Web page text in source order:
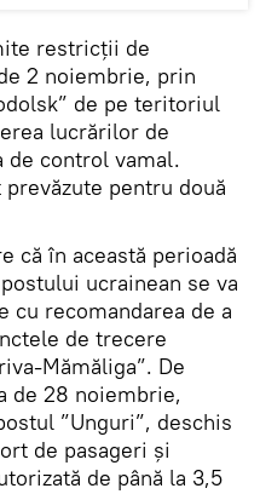
restricții de
2 noiembrie, prin
de pe teritoriul
lucrărilor de
de control vamal.
pentru două
că în această perioadă
ucrainean se va
cu recomandarea de a
de trecere
Mămăliga”. De
de 28 noiembrie,
”Unguri”, deschis
de pasageri și
de până la 3,5